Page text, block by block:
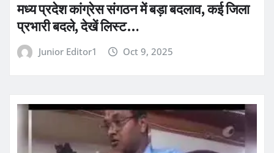
मध्य प्रदेश कांग्रेस संगठन में बड़ा बदलाव, कई जिला
प्रभारी बदले, देखें लिस्ट…
Junior Editor1 Oct 9, 2025